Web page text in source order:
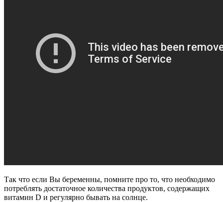
Так что если Вы беременны, помните про то, что необходимо
потреблять достаточное количества продуктов, содержащих
витамин D и регулярно бывать на солнце.